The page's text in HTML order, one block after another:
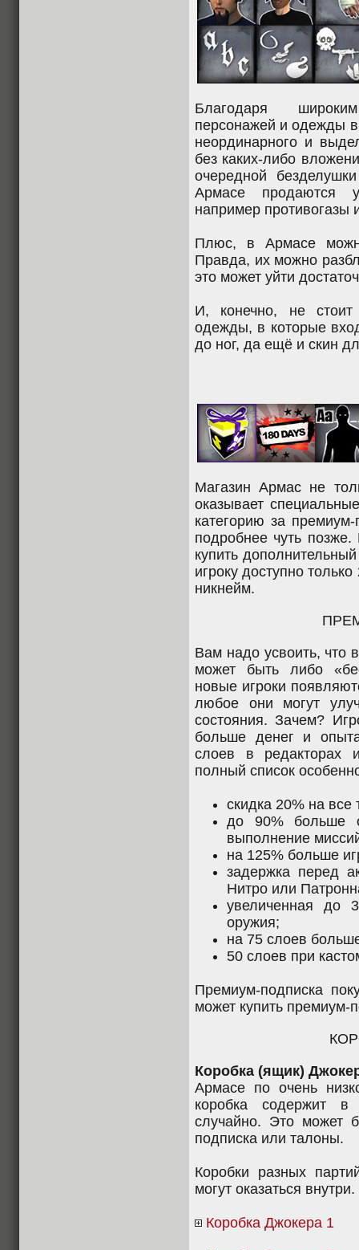
Благодаря
персонажей и одежды
неординарного и
без каких-либо
очередной
Армасе продаются
например противогазы
Плюс, в Армасе
Правда, их можно
это может уйти
И, конечно, не
одежды, в которые
до ног, да ещё и скин
Магазин Армас не
оказывает
категорию за
подробнее чуть
купить
игроку доступно
никнейм.
Вам надо усвоить, что
может быть либо
новые игроки
любое они могут
состояния. Зачем?
больше денег и
слоев в редакторах
полный список
скидка 20% на
до 90% больше
выполнение
на 125% больше
задержка перед
Нитро или
увеличенная до
оружия;
на 75 слоев
50 слоев при
Премиум-подписка
может купить премиум-
Коробка (ящик)
Армасе по очень
коробка содержит
случайно. Это может
подписка или талоны.
Коробки разных
могут оказаться внутри.
Коробка Джокера 1